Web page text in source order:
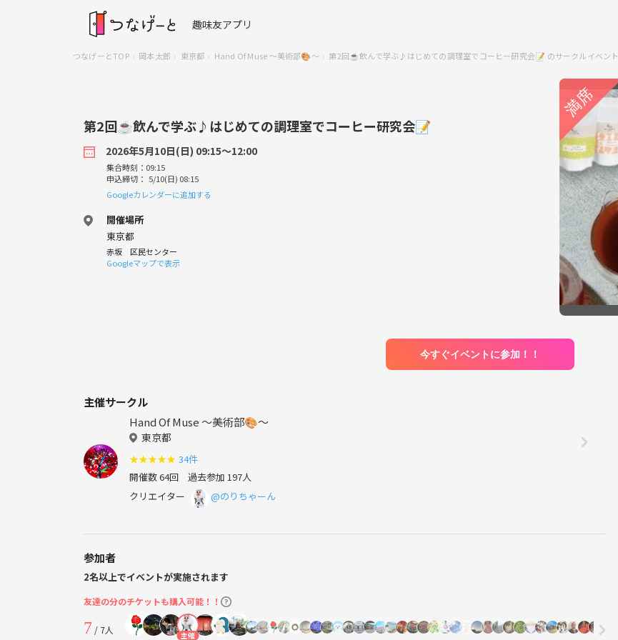
趣味友アプリ
つなげーとTOP 岡本太郎 東京都 Hand Of Muse 〜美術部🎨〜 第2回☕️飲んで学ぶ♪はじめての調理室でコーヒー研究会📝 のサークルイベント
第2回☕️飲んで学ぶ♪はじめての調理室でコーヒー研究会📝
2026年5月10日(日) 09:15〜12:00
集合時刻：09:15
申込締切： 5/10(日) 08:15
Googleカレンダーに追加する
開催場所
東京都
赤坂 区民センター
Googleマップで表示
今すぐイベントに参加！！
主催サークル
Hand Of Muse 〜美術部🎨〜
東京都
★★★★★ 34件
開催数 64回 過去参加 197人
クリエイター
@のりちゃーん
参加者
2名以上でイベントが実施されます
友達の分のチケットも購入可能！！
7 / 7人 主催